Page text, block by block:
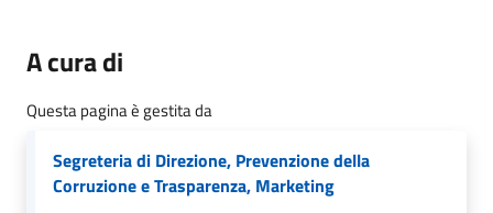
A cura di
Questa pagina è gestita da
Segreteria di Direzione, Prevenzione della
Corruzione e Trasparenza, Marketing